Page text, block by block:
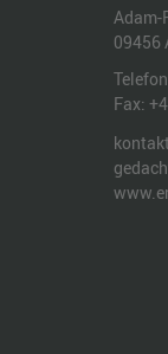
Adam-
09456
Fax: